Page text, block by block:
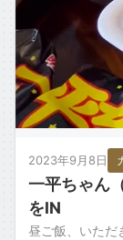
2023年9月8日
一平ちゃん
をIN
昼ご飯、いただ